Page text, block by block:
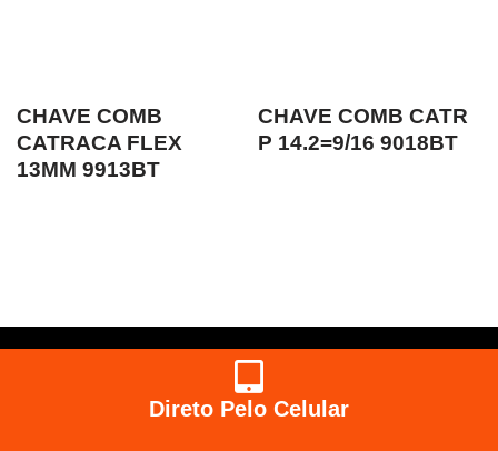
CHAVE COMB
CATRACA FLEX
13MM 9913BT
CHAVE COMB CATR
P 14.2=9/16 9018BT
Direto Pelo Celular